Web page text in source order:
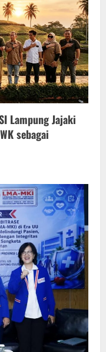
Lampung Jajaki
sebagai